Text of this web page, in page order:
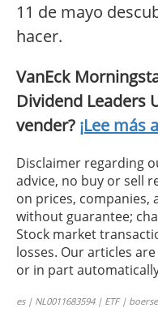
11 de mayo
hacer.
VanEck
Dividend Leaders
vender? ¡Lee más
Disclaimer regarding
advice, no buy or sell
on prices, companies,
without guarantee;
Stock market
losses. Our articles
or in part
es | NL0011683594 | ETF |